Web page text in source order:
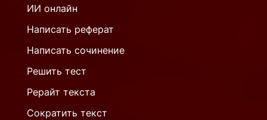
ИИ онлайн
Написать реферат
Написать сочинение
Решить тест
Рерайт текста
Сократить текст